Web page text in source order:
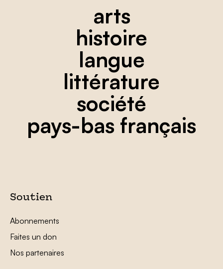
arts
histoire
langue
littérature
société
pays-bas français
Soutien
Abonnements
Faites un don
Nos partenaires